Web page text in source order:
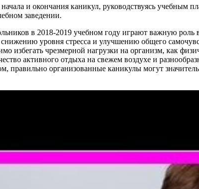
и окончания каникул, руководствуясь учебным
заведении.
в 2018-2019 учебном году играют важную
снижению уровня стресса и улучшению общего
избегать чрезмерной нагрузки на организм, как
активного отдыха на свежем воздухе и
правильно организованные каникулы могут